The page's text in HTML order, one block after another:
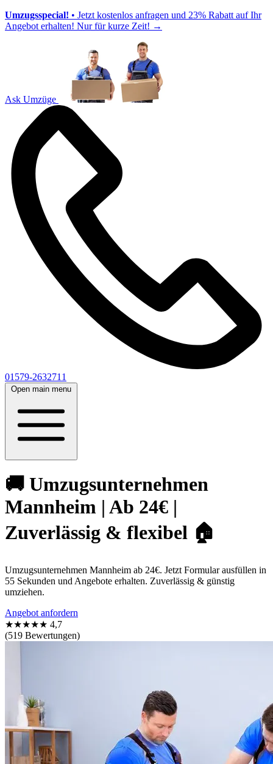
Umzugsspecial! • Jetzt kostenlos anfragen und 23% Rabatt auf Ihr
Angebot erhalten! Nur für kurze Zeit! →
Ask Umzüge
01579-2632711
Open main menu
🚚 Umzugsunternehmen
Mannheim | Ab 24€ |
Zuverlässig & flexibel 🏠
Umzugsunternehmen Mannheim ab 24€. Jetzt Formular ausfüllen in
55 Sekunden und Angebote erhalten. Zuverlässig & günstig
umziehen.
Angebot anfordern
★★★★★ 4,7
(519 Bewertungen)